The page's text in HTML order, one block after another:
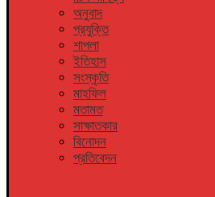
অনুবাদ
প্রযুক্তি
শাপলা
ইতিহাস
সংস্কৃতি
মাহফিল
মতামত
সাক্ষাতকার
বিনোদন
প্রতিবেদন